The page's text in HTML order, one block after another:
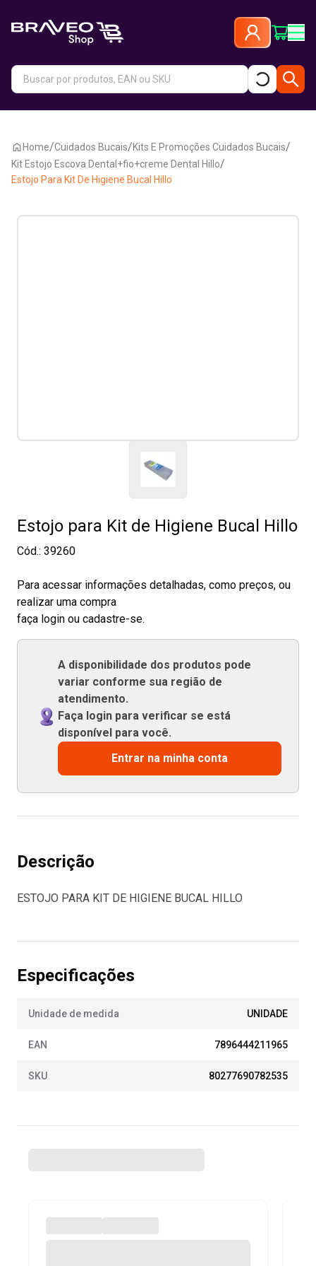
Home/Cuidados Bucais/Kits E Promoções Cuidados Bucais/
Kit Estojo Escova Dental+fio+creme Dental Hillo/
Estojo Para Kit De Higiene Bucal Hillo
Estojo para Kit de Higiene Bucal Hillo
Cód.: 39260
Para acessar informações detalhadas, como preços, ou
realizar uma compra
faça login ou cadastre-se.
A disponibilidade dos produtos pode
variar conforme sua região de
atendimento.
Faça login para verificar se está
disponível para você.
Entrar na minha conta
Descrição
ESTOJO PARA KIT DE HIGIENE BUCAL HILLO
Especificações
Unidade de medida UNIDADE
EAN 7896444211965
SKU 80277690782535